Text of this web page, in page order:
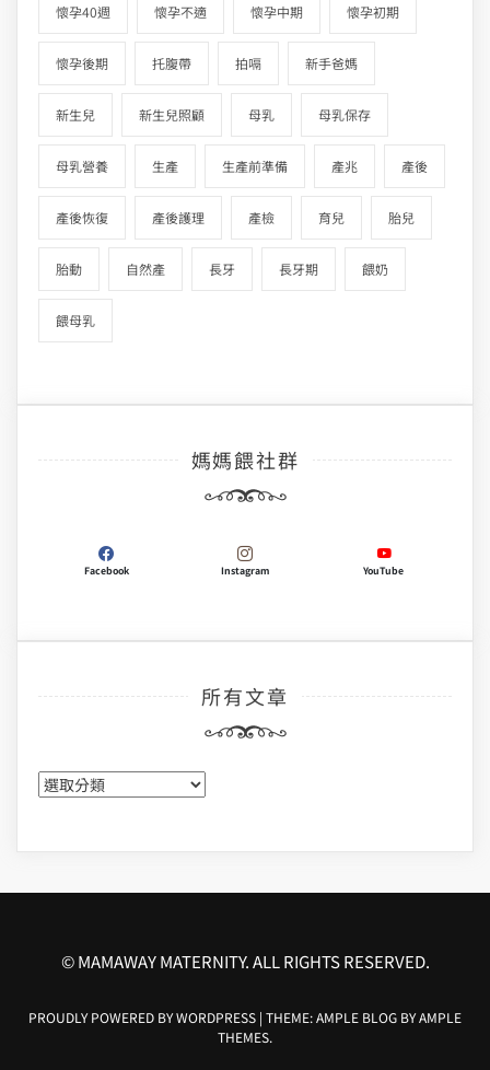
懷孕40週 懷孕不適 懷孕中期 懷孕初期
懷孕後期 托腹帶 拍嗝 新手爸媽
新生兒 新生兒照顧 母乳 母乳保存
母乳營養 生產 生產前準備 產兆 產後
產後恢復 產後護理 產檢 育兒 胎兒
胎動 自然產 長牙 長牙期 餵奶
餵母乳
媽媽餵社群
Facebook Instagram YouTube
所有文章
所
有
章
© MAMAWAY MATERNITY. ALL RIGHTS RESERVED.
PROUDLY POWERED BY WORDPRESS | THEME: AMPLE BLOG BYAMPLE
THEMES.